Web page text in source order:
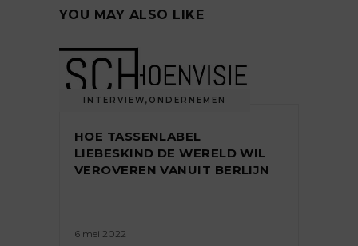
YOU MAY ALSO LIKE
INTERVIEW, ONDERNEMEN
HOE TASSENLABEL
LIEBESKIND DE WERELD WIL
VEROVEREN VANUIT BERLIJN
6 mei 2022